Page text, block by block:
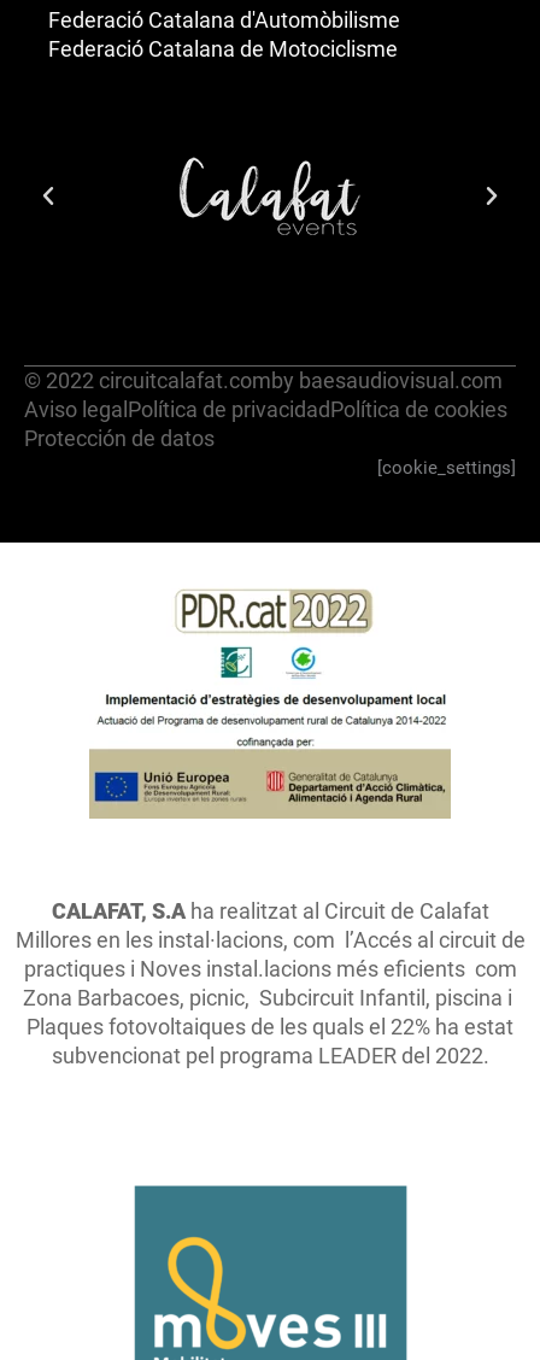
Federació Catalana d'Automòbilisme
Federació Catalana de Motociclisme
© 2022 circuitcalafat.comby baesaudiovisual.com
Aviso legal Política de privacidadPolítica de cookies
Protección de datos
[cookie_settings]
CALAFAT, S.Aha realitzat al Circuit de Calafat
Millores en les instal·lacions, com l’Accés al circuit de
practiques i Noves instal.lacions més eficients com
Zona Barbacoes, picnic, Subcircuit Infantil, piscina i
Plaques fotovoltaiques de les quals el 22% ha estat
subvencionat pel programa LEADER del 2022.